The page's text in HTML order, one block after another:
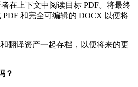
者在上下文中阅读目标 PDF。将最终
和完全可编辑的 DOCX 以便将
翻译资产一起存档，以便将来的更
？